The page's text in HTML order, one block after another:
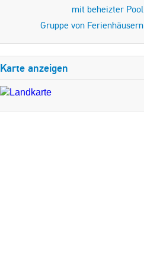
mit beheizter Pool
Gruppe von Ferienhäusern
Karte anzeigen